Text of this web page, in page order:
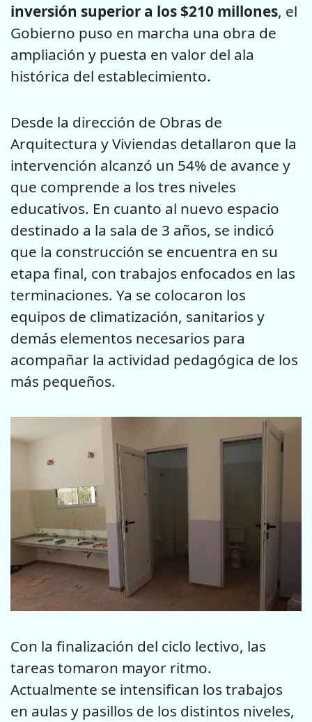
inversión superior a los $210 millones, el
Gobierno puso en marcha una obra de
ampliación y puesta en valor del ala
histórica del establecimiento.
Desde la dirección de Obras de
Arquitectura y Viviendas detallaron que la
intervención alcanzó un 54% de avance y
que comprende a los tres niveles
educativos. En cuanto al nuevo espacio
destinado a la sala de 3 años, se indicó
que la construcción se encuentra en su
etapa final, con trabajos enfocados en las
terminaciones. Ya se colocaron los
equipos de climatización, sanitarios y
demás elementos necesarios para
acompañar la actividad pedagógica de los
más pequeños.
Con la finalización del ciclo lectivo, las
tareas tomaron mayor ritmo.
Actualmente se intensifican los trabajos
en aulas y pasillos de los distintos niveles,